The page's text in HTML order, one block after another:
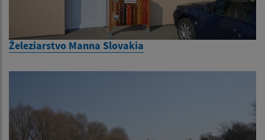
Železiarstvo Manna Slovakia